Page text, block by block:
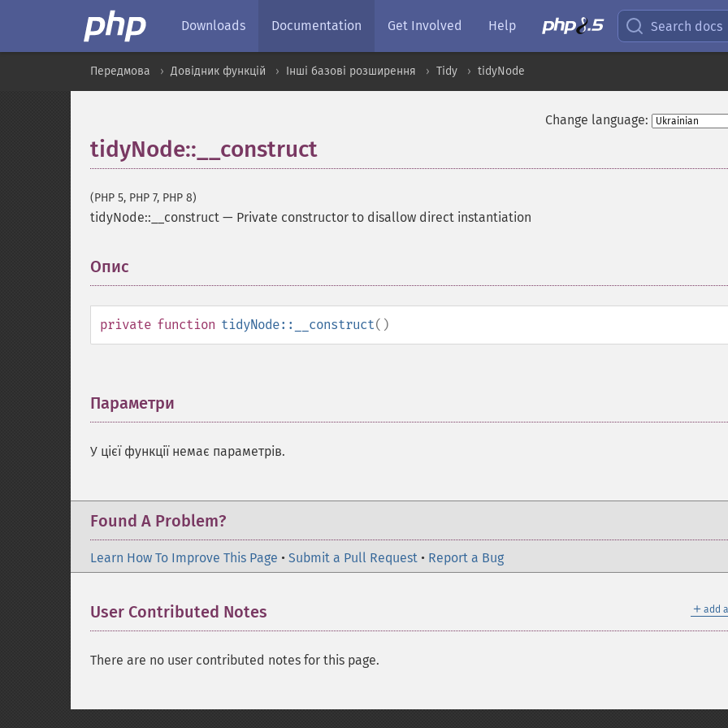
Downloads Documentation Get Involved Help Search docs
Передмова Довідник функцій Інші базові розширення Tidy tidyNode
Change language:
tidyNode::__construct
(PHP 5, PHP 7, PHP 8)
tidyNode::__construct — Private constructor to disallow direct instantiation
Опис
private function tidyNode::__construct()
Параметри
У цієї функції немає параметрів.
Found A Problem?
Learn How To Improve This Page • Submit a Pull Request • Report a Bug
＋ add
User Contributed Notes
There are no user contributed notes for this page.